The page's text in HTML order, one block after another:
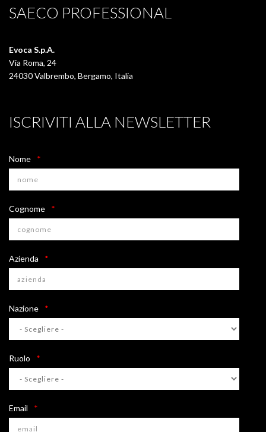
di
SAECO PROFESSIONAL
Evoca S.p.A.
Via Roma, 24
24030 Valbrembo, Bergamo, Italia
ISCRIVITI ALLA NEWSLETTER
Nome
Cognome
Azienda
Nazione
Ruolo
Email